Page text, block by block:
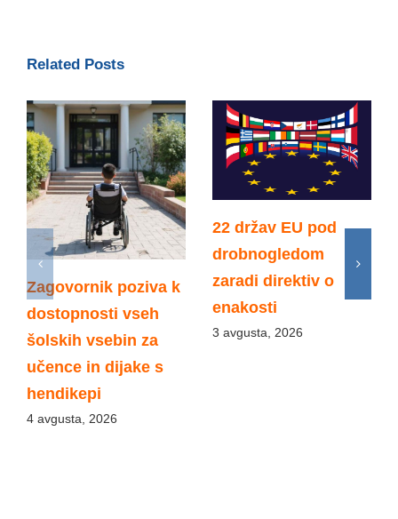
Related Posts
Zagovornik poziva k
dostopnosti vseh
šolskih vsebin za
učence in dijake s
hendikepi
4 avgusta, 2026
22 držav EU pod
drobnogledom
zaradi direktiv o
enakosti
3 avgusta, 2026